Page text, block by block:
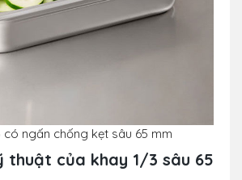
có ngấn chống kẹt sâu 65 mm
thuật của khay 1/3 sâu 65